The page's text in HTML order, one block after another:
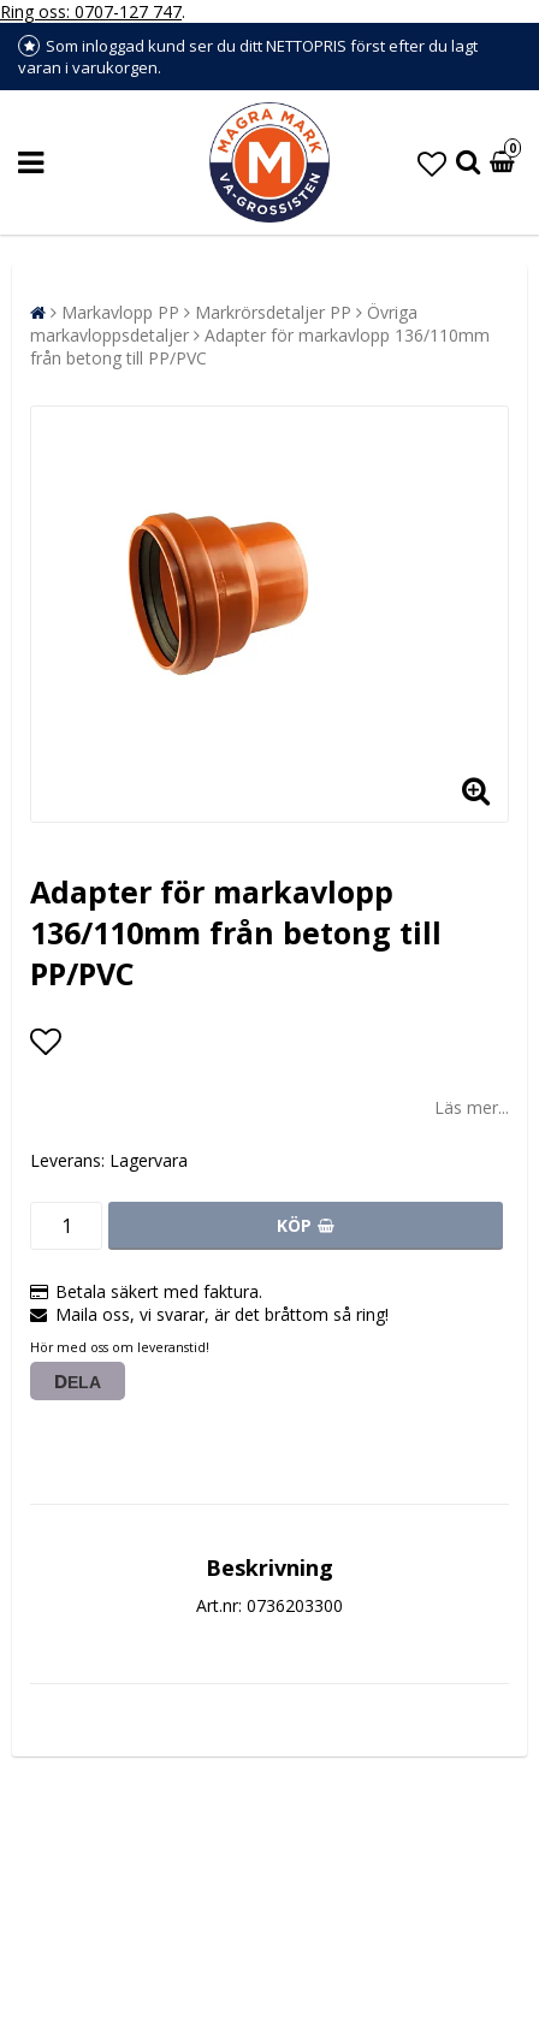
Ring oss: 0707-127 747.
Som inloggad kund ser du ditt NETTOPRIS först efter du lagt
varan i varukorgen.
0
Markavlopp PP Markrörsdetaljer PP
Övriga
markavloppsdetaljer
Adapter för markavlopp 136/110mm
från betong till PP/PVC
Adapter för markavlopp
136/110mm från betong till
PP/PVC
Läs mer...
Leverans: Lagervara
KÖP
Betala säkert med faktura.
Maila oss, vi svarar, är det bråttom så ring!
Hör med oss om leveranstid!
DELA
Beskrivning
Art.nr: 0736203300